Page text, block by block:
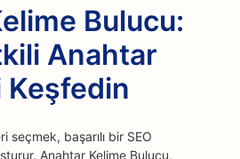
Bulucu:
Anahtar
Keşfedin
seçmek, başarılı bir SEO
Anahtar Kelime Bulucu,